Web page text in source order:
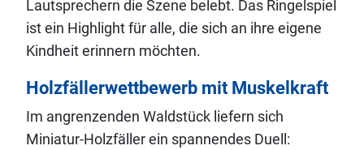
Lautsprechern die Szene belebt. Das Ringelspiel
ist ein Highlight für alle, die sich an ihre eigene
Kindheit erinnern möchten.
Holzfällerwettbewerb mit Muskelkraft
Im angrenzenden Waldstück liefern sich
Miniatur-Holzfäller ein spannendes Duell: